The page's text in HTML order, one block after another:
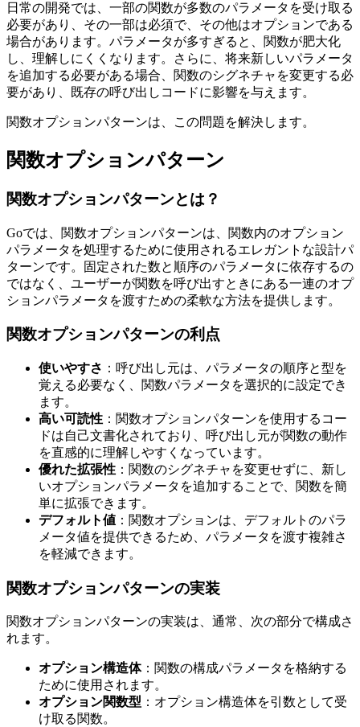
日常の開発では、一部の関数が多数のパラメータを受け取る
必要があり、その一部は必須で、その他はオプションである
場合があります。パラメータが多すぎると、関数が肥大化
し、理解しにくくなります。さらに、将来新しいパラメータ
を追加する必要がある場合、関数のシグネチャを変更する必
要があり、既存の呼び出しコードに影響を与えます。
関数オプションパターンは、この問題を解決します。
関数オプションパターン
関数オプションパターンとは？
Goでは、関数オプションパターンは、関数内のオプション
パラメータを処理するために使用されるエレガントな設計パ
ターンです。固定された数と順序のパラメータに依存するの
ではなく、ユーザーが関数を呼び出すときにある一連のオプ
ションパラメータを渡すための柔軟な方法を提供します。
関数オプションパターンの利点
使いやすさ ：呼び出し元は、パラメータの順序と型を
覚える必要なく、関数パラメータを選択的に設定でき
ます。
高い可読性 ：関数オプションパターンを使用するコー
ドは自己文書化されており、呼び出し元が関数の動作
を直感的に理解しやすくなっています。
優れた拡張性 ：関数のシグネチャを変更せずに、新し
いオプションパラメータを追加することで、関数を簡
単に拡張できます。
デフォルト値 ：関数オプションは、デフォルトのパラ
メータ値を提供できるため、パラメータを渡す複雑さ
を軽減できます。
関数オプションパターンの実装
関数オプションパターンの実装は、通常、次の部分で構成さ
れます。
オプション構造体：関数の構成パラメータを格納する
ために使用されます。
オプション関数型 ：オプション構造体を引数として受
け取る関数。